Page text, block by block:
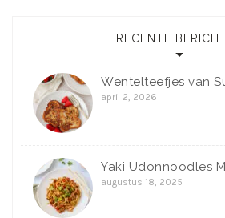
RECENTE
Wentelteefjes van
april 2, 2026
Yaki Udonnoodles
augustus 18, 2025